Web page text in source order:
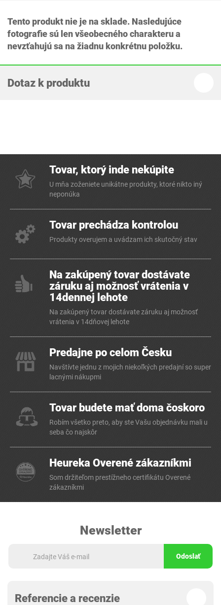
Tento produkt nie je na sklade. Nasledujúce
fotografie sú len všeobecného charakteru a
nevzťahujú sa na žiadnu konkrétnu položku.
Dotaz k produktu
Tovar, ktorý inde nekúpite
U mňa zoženiete unikátne produkty, ktoré nikto iný
neponúka
Tovar prechádza kontrolou
Produkty overujem a uvádzam ich skutočný stav
Na zakúpený tovar dostávate
záruku aj možnosť vrátenia v
14dennej lehote
Na zakúpený tovar dostávate záruku aj možnosť
vrátenia v 14dňovej lehote
Predajne po celom Česku
Navštívte jednu z mojich niekoľkých predajní so super
lacnými nákupmi
Tovar budete mať doma čoskoro
Robím všetko preto, aby ste Vašu objednávku mali u
seba čo najskôr
Heureka Overené zákazníkmi
Som držiteľom prestížneho certifikátu Overené
zákazníkmi
Newsletter
Odoslať
Referencie a recenzie